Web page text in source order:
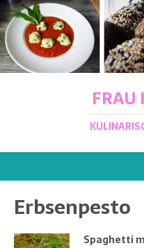
FRAU
Erbsenpesto
Spaghetti